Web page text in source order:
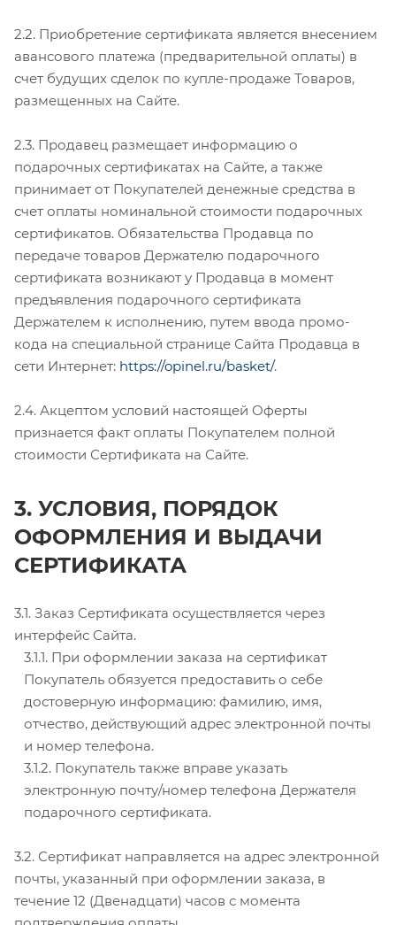
2.2. Приобретение сертификата является внесением
авансового платежа (предварительной оплаты) в
счет будущих сделок по купле-продаже Товаров,
размещенных на Сайте.
2.3. Продавец размещает информацию о
подарочных сертификатах на Сайте, а также
принимает от Покупателей денежные средства в
счет оплаты номинальной стоимости подарочных
сертификатов. Обязательства Продавца по
передаче товаров Держателю подарочного
сертификата возникают у Продавца в момент
предъявления подарочного сертификата
Держателем к исполнению, путем ввода промо-
кода на специальной странице Сайта Продавца в
сети Интернет: https://opinel.ru/basket/.
2.4. Акцептом условий настоящей Оферты
признается факт оплаты Покупателем полной
стоимости Сертификата на Сайте.
3. УСЛОВИЯ, ПОРЯДОК
ОФОРМЛЕНИЯ И ВЫДАЧИ
СЕРТИФИКАТА
3.1. Заказ Сертификата осуществляется через
интерфейс Сайта.
3.1.1. При оформлении заказа на сертификат
Покупатель обязуется предоставить о себе
достоверную информацию: фамилию, имя,
отчество, действующий адрес электронной почты
и номер телефона.
3.1.2. Покупатель также вправе указать
электронную почту/номер телефона Держателя
подарочного сертификата.
3.2. Сертификат направляется на адрес электронной
почты, указанный при оформлении заказа, в
течение 12 (Двенадцати) часов с момента